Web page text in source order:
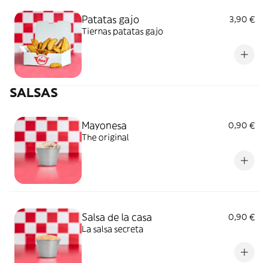
Patatas gajo
3,90 €
Tiernas patatas gajo
SALSAS
Mayonesa
0,90 €
The original
Salsa de la casa
0,90 €
La salsa secreta